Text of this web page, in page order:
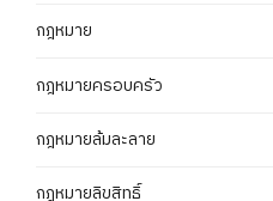
กฎหมาย
กฎหมายครอบครัว
กฎหมายล้มละลาย
กฎหมายลิขสิทธิ์